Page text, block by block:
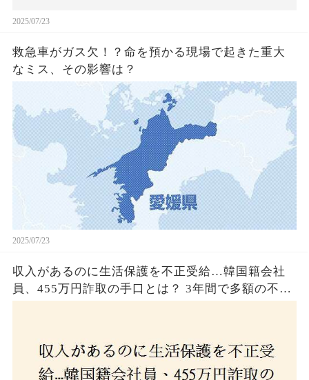
2025/07/23
救急車がガス欠！？命を預かる現場で起きた重大
なミス、その影響は？
2025/07/23
収入があるのに生活保護を不正受給…韓国籍会社
員、455万円詐取の手口とは？ 3年間で多額の不正